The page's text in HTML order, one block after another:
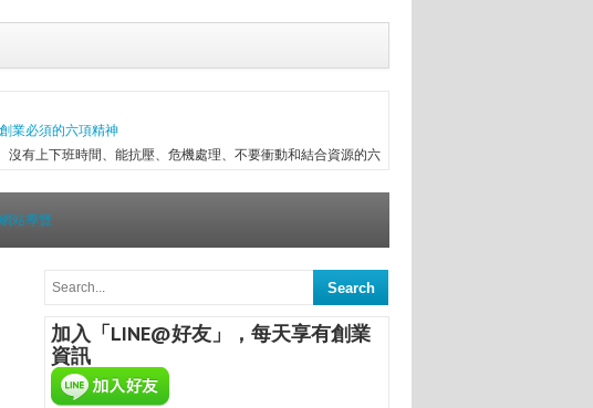
業必須的六項精神
沒有上下班時間、能抗壓、危機處理、不要衝動和結合資源的六
沒有志同道合的信念...
添，創業28年來，終日與舊書為伍，已被喻為台中舊書達人。
民眾認為占空間的舊書，在文瑄舊書坊負責人張瑞添的眼裡，
收再利用的觀點，從汽車材料買賣業，跨足舊書店；如今，旗下
。因應網路...
創業之星] ALCHEMA：今天開始，享受專屬於你的自釀美酒！
網站導覽
加入「LINE@好友」，每天享有創業
資訊